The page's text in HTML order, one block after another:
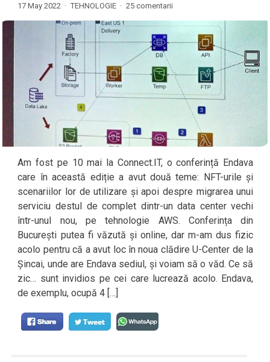
17 May 2022 · TEHNOLOGIE · 25 comentarii
Am fost pe 10 mai la Connect.IT, o conferință Endava
care în această ediție a avut două teme: NFT-urile și
scenariilor lor de utilizare și apoi despre migrarea unui
serviciu destul de complet dintr-un data center vechi
într-unul nou, pe tehnologie AWS. Conferința din
București putea fi văzută și online, dar m-am dus fizic
acolo pentru că a avut loc în noua clădire U-Center de la
Șincai, unde are Endava sediul, și voiam să o văd. Ce să
zic… sunt invidios pe cei care lucrează acolo. Endava,
de exemplu, ocupă 4 […]